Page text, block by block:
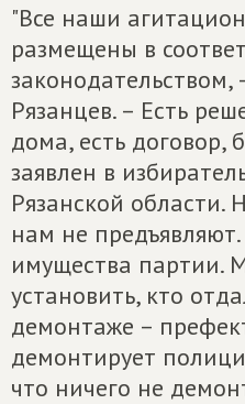
"Все наши
размещены в
законодательством,
Рязанцев. – Есть
дома, есть договор,
заявлен в
Рязанской области.
нам не
имущества партии.
установить, кто
демонтаже –
демонтирует
что ничего не